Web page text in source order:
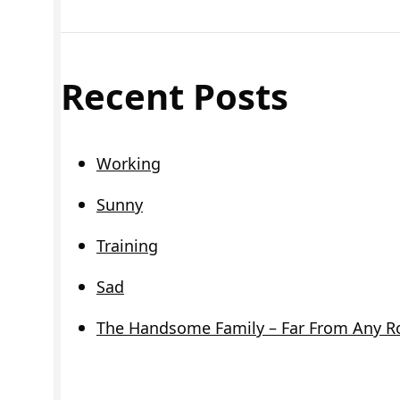
Recent Posts
Working
Sunny
Training
Sad
The Handsome Family – Far From Any